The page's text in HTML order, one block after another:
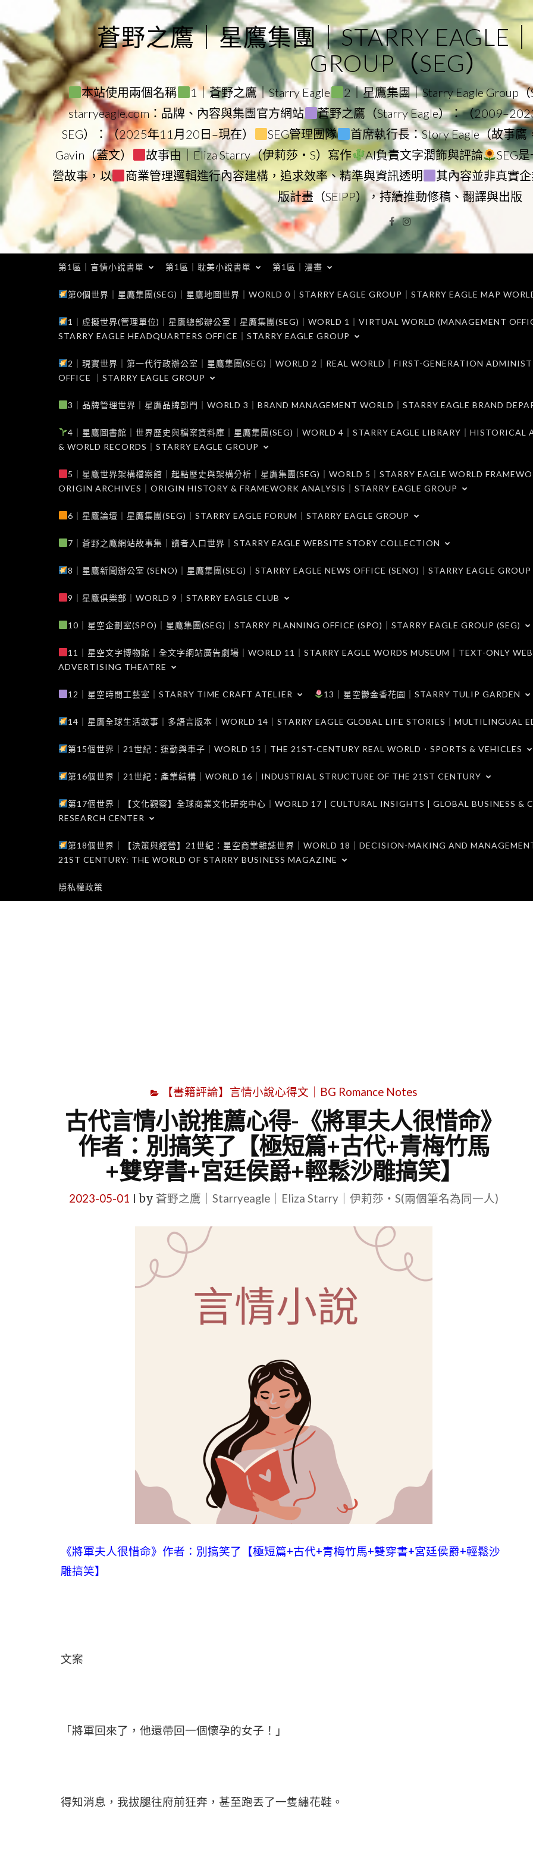
to
content
蒼野之鷹｜星鷹集團｜STARRY EAGLE
GROUP（SEG）
本站使用兩個名稱 1｜蒼野之鷹｜Starry Eagle 2｜星鷹集團｜Starry Eagle Group（
starryeagle.com：品牌、內容與集團官方網站
蒼野之鷹（Starry Eagle）：（
SEG）：（2025年11月20日–現在）
SEG管理團隊 首席執行長：Story Eagle（故事鷹
Gavin（蓋文）
故事由｜Eliza Starry（伊莉莎・S）寫作 AI負責文字潤飾與評論
SEG
營故事，以
商業管理邏輯進行內容建構，追求效率、精準與資訊透明 其內容並非真實
版計畫（SEIPP），持續推動修稿、翻譯與出版
Facebook
Instagram
第1區｜言情小說書單 第1區｜耽美小說書單 第1區｜漫畫
第0個世界｜星鷹集團(SEG)｜星鷹地圖世界｜WORLD 0｜STARRY EAGLE GROUP｜STARRY EAGLE MAP
1｜虛擬世界(管理單位)｜星鷹總部辦公室｜星鷹集團(SEG)｜WORLD 1｜VIRTUAL WORLD (MANAGEMENT
STARRY EAGLE HEADQUARTERS OFFICE｜STARRY EAGLE GROUP
2｜現實世界｜第一代行政辦公室｜星鷹集團(SEG)｜WORLD 2｜REAL WORLD｜FIRST-GENERATION
OFFICE ｜STARRY EAGLE GROUP
3｜品牌管理世界｜星鷹品牌部門｜WORLD 3｜BRAND MANAGEMENT WORLD｜STARRY EAGLE BRAND
4｜星鷹圖書館｜世界歷史與檔案資料庫｜星鷹集團(SEG)｜WORLD 4｜STARRY EAGLE LIBRARY｜HISTORICAL
& WORLD RECORDS｜STARRY EAGLE GROUP
5｜星鷹世界架構檔案館｜起點歷史與架構分析｜星鷹集團(SEG)｜WORLD 5｜STARRY EAGLE WORLD
ORIGIN ARCHIVES｜ORIGIN HISTORY & FRAMEWORK ANALYSIS｜STARRY EAGLE GROUP
6｜星鷹論壇｜星鷹集團(SEG)｜STARRY EAGLE FORUM｜STARRY EAGLE GROUP
7｜蒼野之鷹網站故事集｜讀者入口世界｜STARRY EAGLE WEBSITE STORY COLLECTION
8｜星鷹新聞辦公室 (SENO)｜星鷹集團(SEG)｜STARRY EAGLE NEWS OFFICE (SENO)｜STARRY EAGLE GROUP
9｜星鷹俱樂部｜WORLD 9｜STARRY EAGLE CLUB
10｜星空企劃室(SPO)｜星鷹集團(SEG)｜STARRY PLANNING OFFICE (SPO)｜STARRY EAGLE GROUP (SEG)
11｜星空文字博物館｜全文字網站廣告劇場｜WORLD 11｜STARRY EAGLE WORDS MUSEUM｜TEXT-ONLY
ADVERTISING THEATRE
12｜星空時間工藝室｜STARRY TIME CRAFT ATELIER 13｜星空鬱金香花園｜STARRY TULIP GARDEN
14｜星鷹全球生活故事｜多語言版本｜WORLD 14｜STARRY EAGLE GLOBAL LIFE STORIES｜MULTILINGUAL
第15個世界｜21世紀：運動與車子｜WORLD 15｜THE 21ST-CENTURY REAL WORLD．SPORTS & VEHICLES
第16個世界｜21世紀：產業結構｜WORLD 16｜INDUSTRIAL STRUCTURE OF THE 21ST CENTURY
第17個世界｜【文化觀察】全球商業文化研究中心｜WORLD 17 | CULTURAL INSIGHTS | GLOBAL BUSINESS &
RESEARCH CENTER
第18個世界｜【決策與經營】21世紀：星空商業雜誌世界｜WORLD 18｜DECISION-MAKING AND
21ST CENTURY: THE WORLD OF STARRY BUSINESS MAGAZINE
隱私權政策
【書籍評論】言情小說心得文｜BG Romance Notes
古代言情小說推薦心得-《將軍夫人很惜命》
作者：別搞笑了【極短篇+古代+青梅竹馬
+雙穿書+宮廷侯爵+輕鬆沙雕搞笑】
2023-05-01 by 蒼野之鷹｜Starryeagle｜Eliza Starry｜伊莉莎・S(兩個筆名為同一人)
《將軍夫人很惜命》作者：別搞笑了【極短篇+古代+青梅竹馬+雙穿書+宮廷侯爵+輕鬆沙
雕搞笑】
文案
「將軍回來了，他還帶回一個懷孕的女子！」
得知消息，我拔腿往府前狂奔，甚至跑丟了一隻繡花鞋。